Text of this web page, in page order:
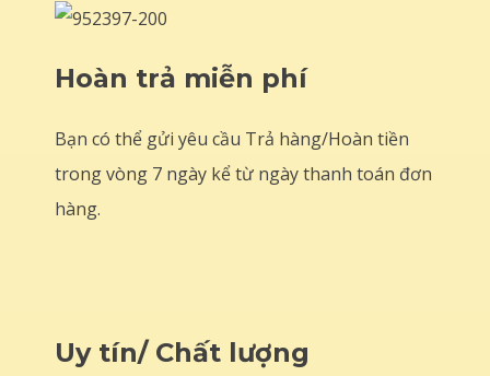
Hoàn trả miễn phí
Bạn có thể gửi yêu cầu Trả hàng/Hoàn tiền
trong vòng 7 ngày kể từ ngày thanh toán đơn
hàng.
Uy tín/ Chất lượng